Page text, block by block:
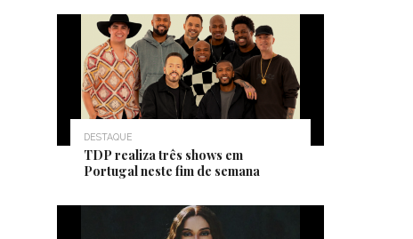
DESTAQUE
TDP realiza três shows em
Portugal neste fim de semana